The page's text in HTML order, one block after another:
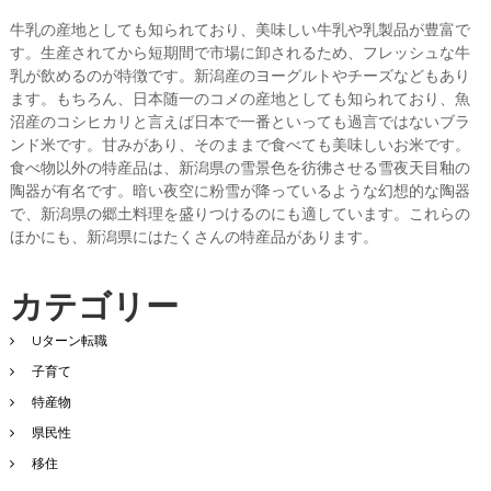
牛乳の産地としても知られており、美味しい牛乳や乳製品が豊富で
す。生産されてから短期間で市場に卸されるため、フレッシュな牛
乳が飲めるのが特徴です。新潟産のヨーグルトやチーズなどもあり
ます。もちろん、日本随一のコメの産地としても知られており、魚
沼産のコシヒカリと言えば日本で一番といっても過言ではないブラ
ンド米です。甘みがあり、そのままで食べても美味しいお米です。
食べ物以外の特産品は、新潟県の雪景色を彷彿させる雪夜天目釉の
陶器が有名です。暗い夜空に粉雪が降っているような幻想的な陶器
で、新潟県の郷土料理を盛りつけるのにも適しています。これらの
ほかにも、新潟県にはたくさんの特産品があります。
カテゴリー
Uターン転職
子育て
特産物
県民性
移住